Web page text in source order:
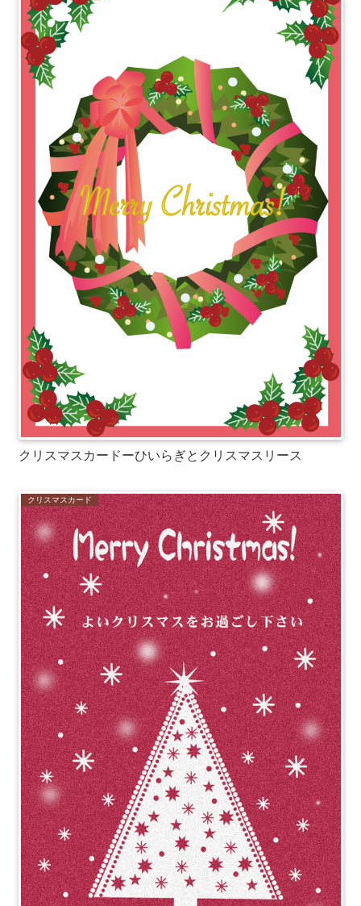
クリスマスカードーひいらぎとクリスマスリース
クリスマスカード